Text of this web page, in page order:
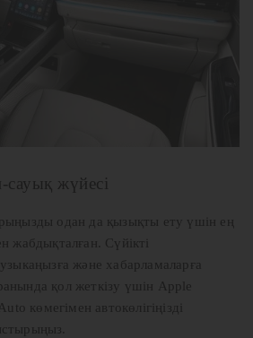
жүйесі
одан да қызықты ету үшін ең
жабдықталған. Сүйікті
және хабарламаларға
қол жеткізу үшін Apple
көмегімен автокөлігіңізді